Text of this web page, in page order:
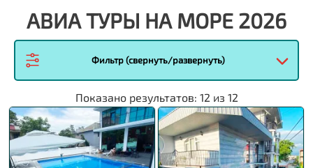
АВИА ТУРЫ НА МОРЕ 2026
Фильтр (свернуть/развернуть)
Показано результатов: 12 из 12